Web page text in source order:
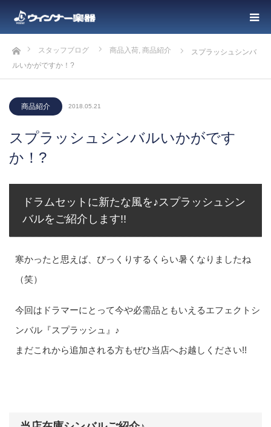
ホームスタッフブログ 商品入荷, 商品紹介
スプラッシュシンバ
ルいかがですか！?
商品紹介 2018.05.21
スプラッシュシンバルいかがです
か！?
ドラムセットに新たな風を♪スプラッシュシン
バルをご紹介します!!
寒かったと思えば、びっくりするくらい暑くなりましたね
（笑）
今回はドラマーにとって今や必需品ともいえるエフェクトシ
ンバル『スプラッシュ』♪
まだこれから追加される方もぜひ当店へお越しください!!